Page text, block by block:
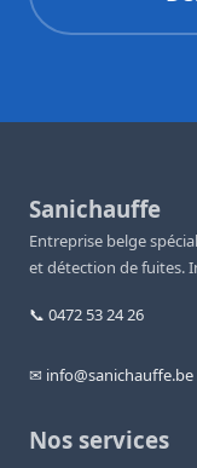
Sanichauffe
Entreprise belge
et détection de fuites.
📞 0472 53 24 26
✉ info@sanichauffe.be
Nos services